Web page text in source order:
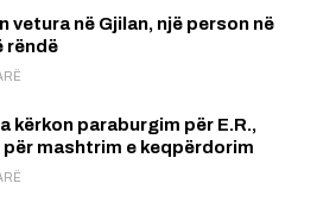
vetura në Gjilan, një person në
rëndë
kërkon paraburgim për E.R.,
mashtrim e keqpërdorim